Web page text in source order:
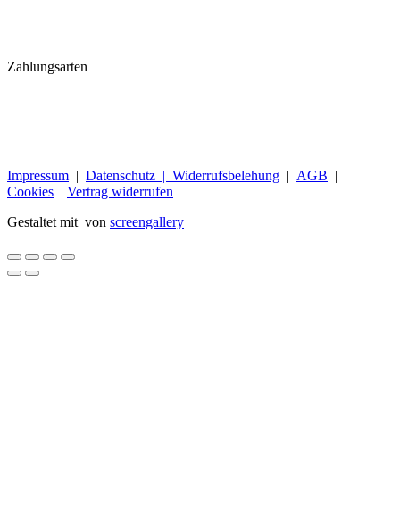
Zahlungsarten
Impressum | Datenschutz | Widerrufsbelehung | AGB |
Cookies | Vertrag widerrufen
Gestaltet mit von screengallery